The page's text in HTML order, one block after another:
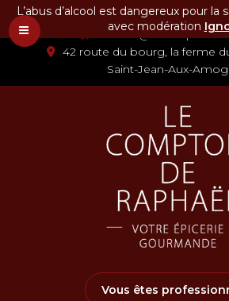
03 86 58 07 80
42 route du bourg, la ferme
Saint-Jean-Aux-
Vous êtes
L’abus d’alcool est dangereux pour
avec modération